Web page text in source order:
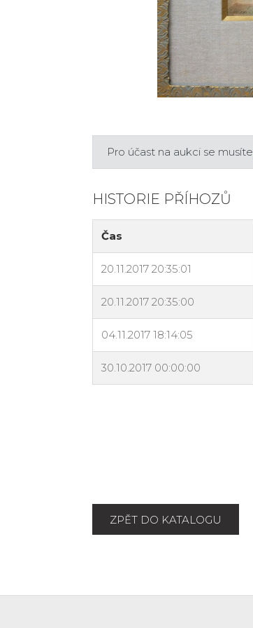
Pro účast na aukci se musíte
HISTORIE PŘÍHOZŮ
ZPĚT DO KATALOGU